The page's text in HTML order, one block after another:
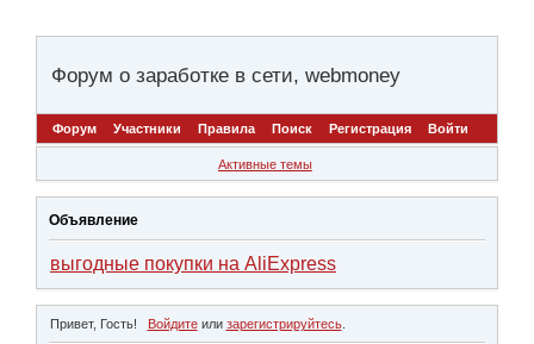
Форум о заработке в сети, webmoney
Форум Участники Правила Поиск Регистрация Войти
Активные темы
Объявление
выгодные покупки на AliExpress
Привет, Гость! Войдитеили зарегистрируйтесь.